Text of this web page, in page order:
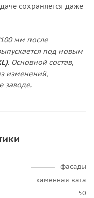
сохраняется даже
мм после
под новым
. Основной состав,
изменений,
заводе.
фасады
каменная вата
50